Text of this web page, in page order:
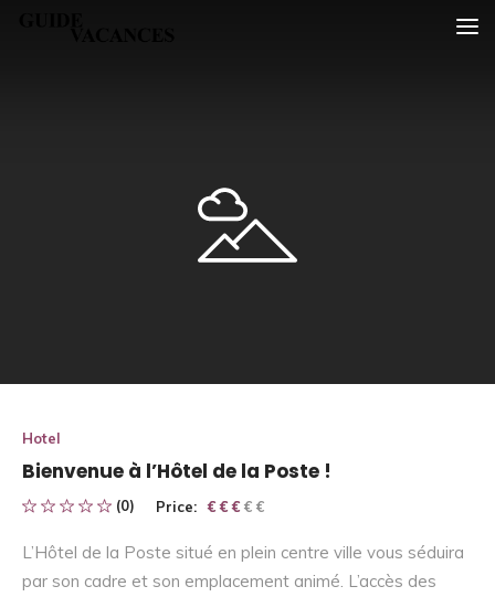
Hotel
Bienvenue à l’Hôtel de la Poste !
(0) Price: € € € € €
€ € €
L’Hôtel de la Poste situé en plein centre ville vous séduira
par son cadre et son emplacement animé. L’accès des